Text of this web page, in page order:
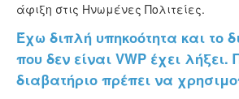
άφιξη στις Ηνωμένες Πολιτείες.
Έχω διπλή υπηκοότητα και το
που δεν είναι VWP έχει λήξει.
διαβατήριο πρέπει να